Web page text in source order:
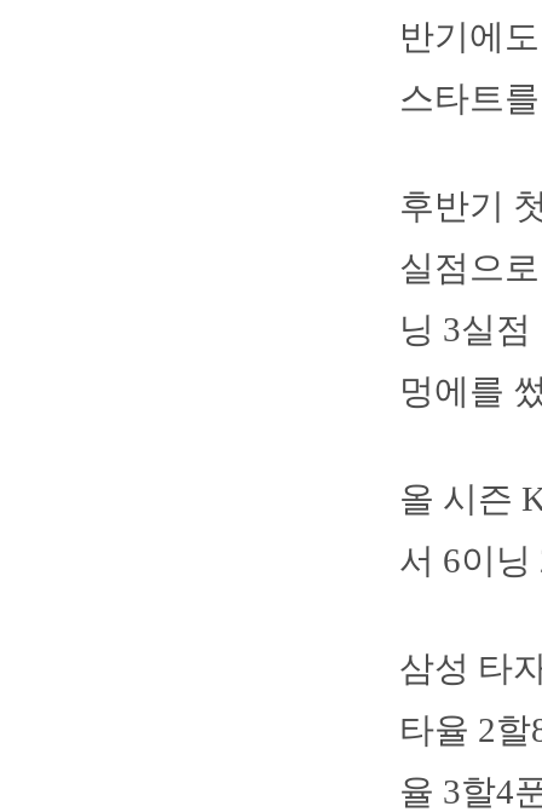
반기에
스타트
후반기
실점으
닝 3실
멍에를
올 시즌
서 6이
삼성 타
타율 2
율 3할4